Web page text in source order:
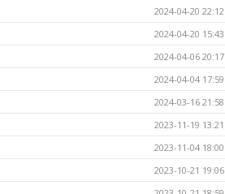
2024-04-20 22:12
2024-04-20 15:43
2024-04-06 20:17
2024-04-04 17:59
2024-03-16 21:58
2023-11-19 13:21
2023-11-04 18:00
2023-10-21 19:06